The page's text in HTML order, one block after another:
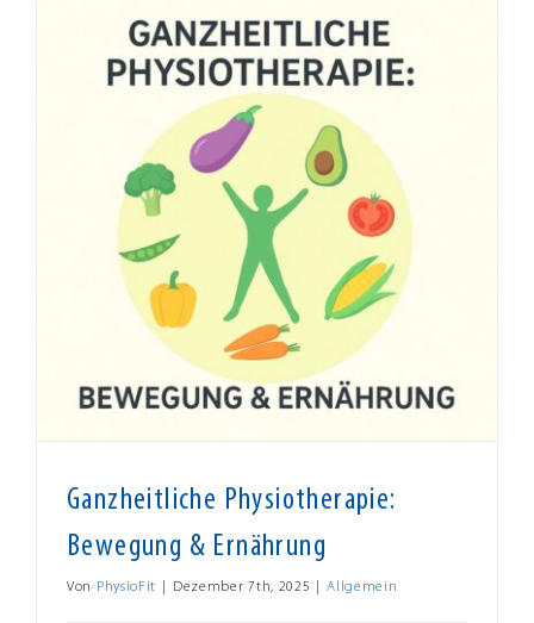
Ganzheitliche Physiotherapie:
Bewegung & Ernährung
Von PhysioFit Dezember 7th, 2025 Allgemein